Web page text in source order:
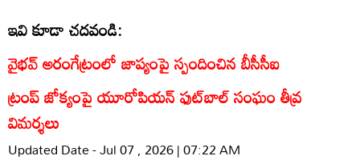
ఇవి కూడా చదవండి:
వైభవ్ అరంగేట్రంలో జాప్యంపై స్పందించిన బీసీసీఐ
ట్రంప్‌ జోక్యంపై యూరోపియన్ ఫుట్‌బాల్ సంఘం తీవ్ర
విమర్శలు
Updated Date - Jul 07 , 2026 | 07:22 AM